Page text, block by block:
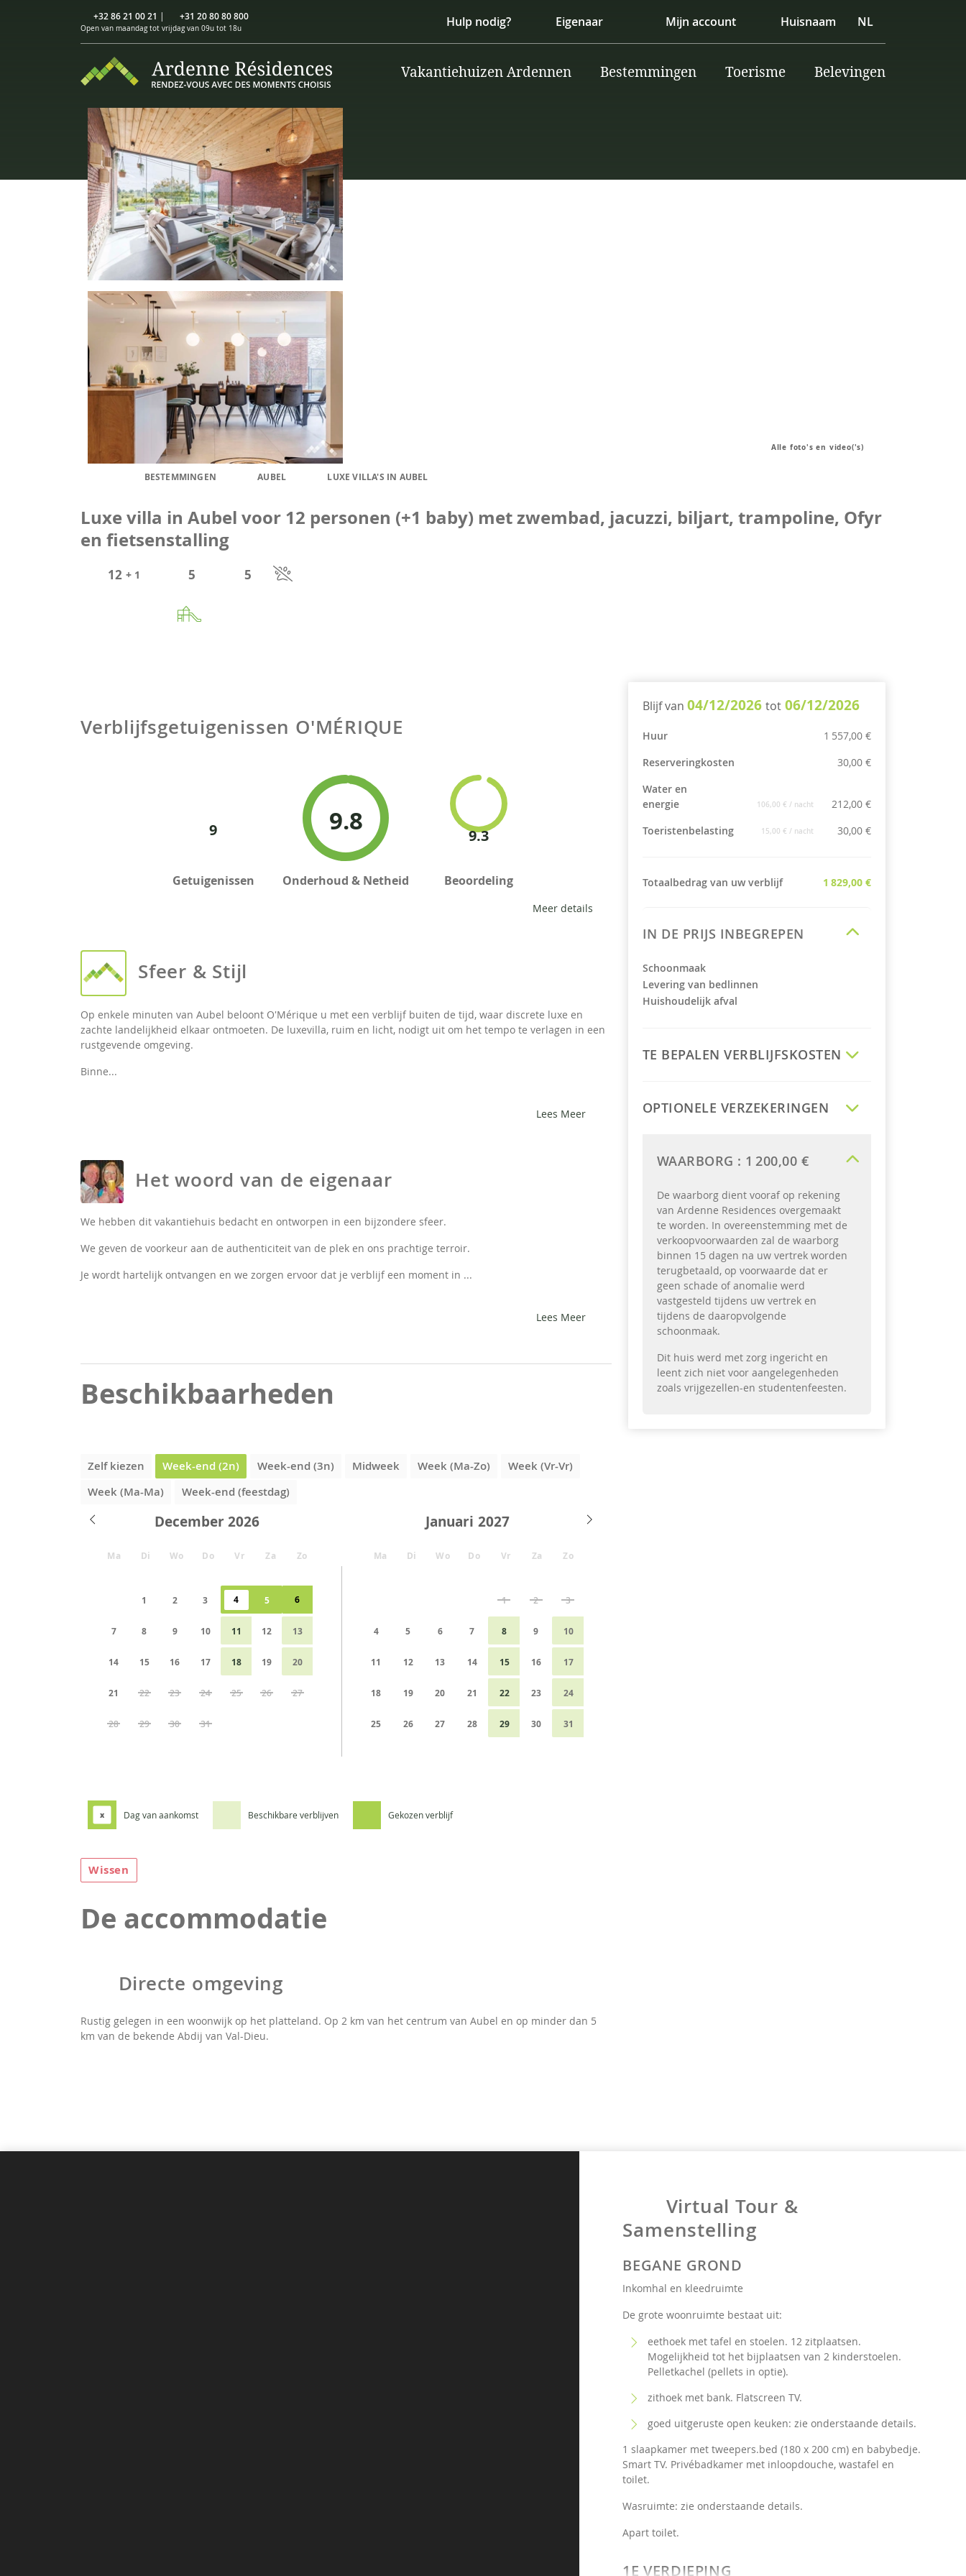
+32 86 21 00 21 | +31 20 80 80 800
Open van maandag tot vrijdag van 09u tot 18u Hulp nodig? Eigenaar Mijn account Huisnaam NL
Vakantiehuizen Ardennen Bestemmingen Toerisme Belevingen
Alle foto's en video('s)
BESTEMMINGEN AUBEL LUXE VILLA'S IN AUBEL
Luxe villa in Aubel voor 12 personen (+1 baby) met zwembad, jacuzzi, biljart, trampoline, Ofyr
en fietsenstalling
12 + 1 5 5
Verblijfsgetuigenissen O'MÉRIQUE
9
Getuigenissen
9.8
Onderhoud & Netheid
9.3
Beoordeling
Meer details
Sfeer & Stijl
Op enkele minuten van Aubel beloont O'Mérique u met een verblijf buiten de tijd, waar discrete luxe en
zachte landelijkheid elkaar ontmoeten. De luxevilla, ruim en licht, nodigt uit om het tempo te verlagen in een
rustgevende omgeving.
Binne...
Lees Meer
Het woord van de eigenaar
We hebben dit vakantiehuis bedacht en ontworpen in een bijzondere sfeer.
We geven de voorkeur aan de authenticiteit van de plek en ons prachtige terroir.
Je wordt hartelijk ontvangen en we zorgen ervoor dat je verblijf een moment in ...
Lees Meer
Beschikbaarheden
Zelf kiezen Week-end (2n) Week-end (3n) Midweek Week (Ma-Zo)
Week (Vr-Vr)
Week (Ma-Ma)
Week-end (feestdag)
December Januari
Ma Di Wo Do Vr Za Zo Ma Di Wo Do Vr Za Zo
1 2 3 4 5 6
7 8 9 10 11 12 13
14 15 16 17 18 19 20
21 22 23 24 25 26 27
28 29 30 31
1 2 3
4 5 6 7 8 9 10
11 12 13 14 15 16 17
18 19 20 21 22 23 24
25 26 27 28 29 30 31
x Dag van aankomst Beschikbare verblijven Gekozen verblijf
Wissen
Blijf van 04/12/2026 tot 06/12/2026
Huur
1 557,00 €
Reserveringkosten
30,00 €
Water en
energie
106,00 € / nacht
212,00 €
Toeristenbelasting
15,00 € / nacht 30,00 €
Totaalbedrag van uw verblijf 1 829,00 €
IN DE PRIJS INBEGREPEN
Schoonmaak
Levering van bedlinnen
Huishoudelijk afval
TE BEPALEN VERBLIJFSKOSTEN
OPTIONELE VERZEKERINGEN
WAARBORG : 1 200,00 €
De waarborg dient vooraf op rekening
van Ardenne Residences overgemaakt
te worden. In overeenstemming met de
verkoopvoorwaarden zal de waarborg
binnen 15 dagen na uw vertrek worden
terugbetaald, op voorwaarde dat er
geen schade of anomalie werd
vastgesteld tijdens uw vertrek en
tijdens de daaropvolgende
schoonmaak.
Dit huis werd met zorg ingericht en
leent zich niet voor aangelegenheden
zoals vrijgezellen-en studentenfeesten.
De accommodatie
Directe omgeving
Rustig gelegen in een woonwijk op het platteland. Op 2 km van het centrum van Aubel en op minder dan 5
km van de bekende Abdij van Val-Dieu.
Virtual Tour &
Samenstelling
BEGANE GROND
Inkomhal en kleedruimte
De grote woonruimte bestaat uit:
eethoek met tafel en stoelen. 12 zitplaatsen.
Mogelijkheid tot het bijplaatsen van 2 kinderstoelen.
Pelletkachel (pellets in optie).
zithoek met bank. Flatscreen TV.
goed uitgeruste open keuken: zie onderstaande details.
1 slaapkamer met tweepers.bed (180 x 200 cm) en babybedje.
Smart TV. Privébadkamer met inloopdouche, wastafel en
toilet.
Wasruimte: zie onderstaande details.
Apart toilet.
1E VERDIEPING